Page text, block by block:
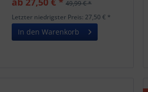
Zweite Backing-Schicht aus Soft
Gel für ein besonders...
49,99 € *
Letzter niedrigster Preis: 27,50 € *
In den Warenkorb